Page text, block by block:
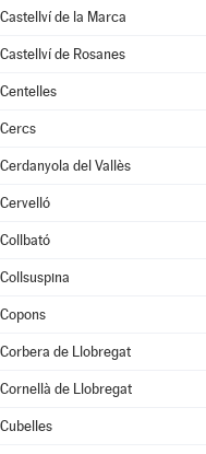
Castellví de la Marca
Castellví de Rosanes
Centelles
Cercs
Cerdanyola del Vallès
Cervelló
Collbató
Collsuspina
Copons
Corbera de Llobregat
Cornellà de Llobregat
Cubelles